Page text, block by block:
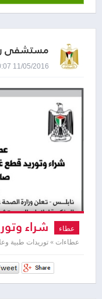
مستشفى
11/05/2016 10:07 صباحاً
عطاء
/ Philips
عطاءات » توريدات طبية